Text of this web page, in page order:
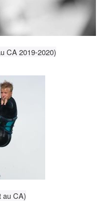
CA 2019-2020)
au CA)